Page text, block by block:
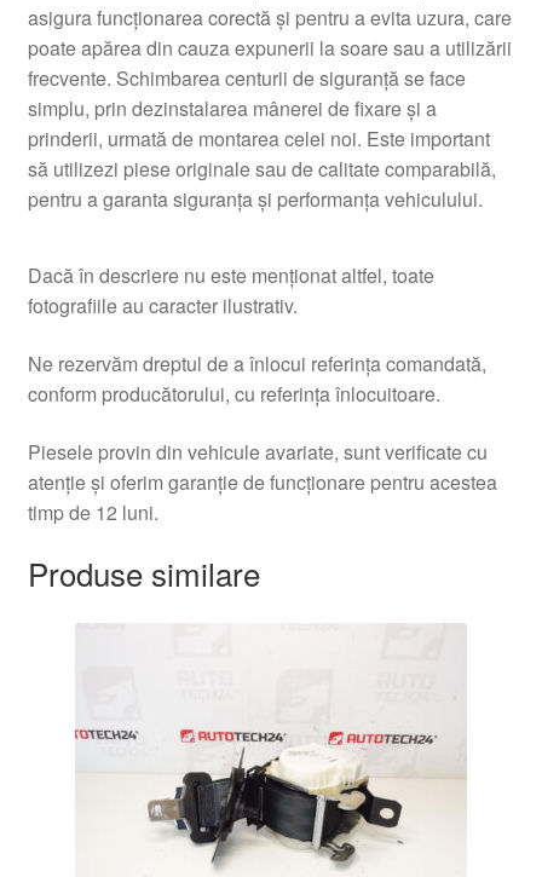
asigura funcționarea corectă și pentru a evita uzura, care
poate apărea din cauza expunerii la soare sau a utilizării
frecvente. Schimbarea centurii de siguranță se face
simplu, prin dezinstalarea mânerei de fixare și a
prinderii, urmată de montarea celei noi. Este important
să utilizezi piese originale sau de calitate comparabilă,
pentru a garanta siguranța și performanța vehiculului.
Dacă în descriere nu este menționat altfel, toate
fotografiile au caracter ilustrativ.
Ne rezervăm dreptul de a înlocui referința comandată,
conform producătorului, cu referința înlocuitoare.
Piesele provin din vehicule avariate, sunt verificate cu
atenție și oferim garanție de funcționare pentru acestea
timp de 12 luni.
Produse similare